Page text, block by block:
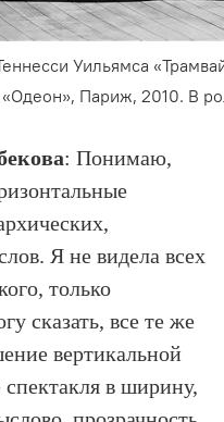
Уильямса
«Одеон», Париж, 2010. В
: Понимаю,
Я не видела всех
только
сказать, все те же
вертикальной
в ширину,